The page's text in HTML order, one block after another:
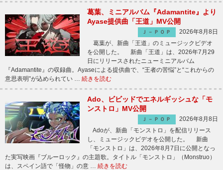
葛葉、ミニアルバム『Adamantite』より
Ayase提供曲「王道」MV公開
Ｊ－ＰＯＰ
2026年8月8日
葛葉が、新曲「王道」のミュージックビデオ
を公開した。 新曲「王道」は、2026年7月29
日にリリースされたニューミニアルバム
『Adamantite』の収録曲。Ayaseによる提供曲で、“王者の苦悩”と“これからの
意思表明”が込められてい … 続きを読む
Ado、ビビッドでエネルギッシュな「モ
ンストロ」MV公開
Ｊ－ＰＯＰ
2026年8月8日
Adoが、新曲「モンストロ」を配信リリース
し、ミュージックビデオを公開した。 新曲
「モンストロ」は、2026年8月7日に公開となっ
た実写映画『ブルーロック』の主題歌。タイトル「モンストロ」（Monstruo）
は、スペイン語で「怪物」の意 … 続きを読む